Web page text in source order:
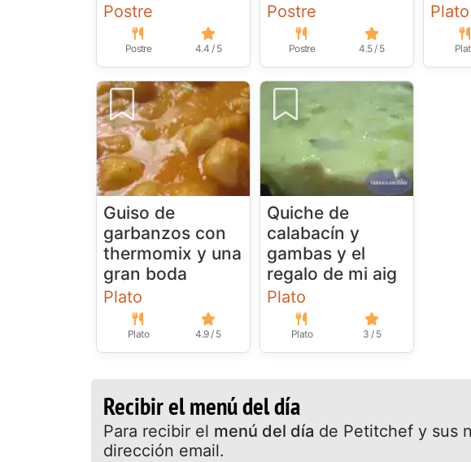
Postre
Postre 4.4 / 5
Postre
Postre 4.5 / 5
Plato
Guiso de
garbanzos con
thermomix y una
gran boda
Plato
Plato 4.9 / 5
Quiche de
calabacín y
gambas y el
regalo de mi aig
Plato
Plato 3 / 5
Recibir el menú del día
Para recibir el menú del día de Petitchef y sus
dirección email.